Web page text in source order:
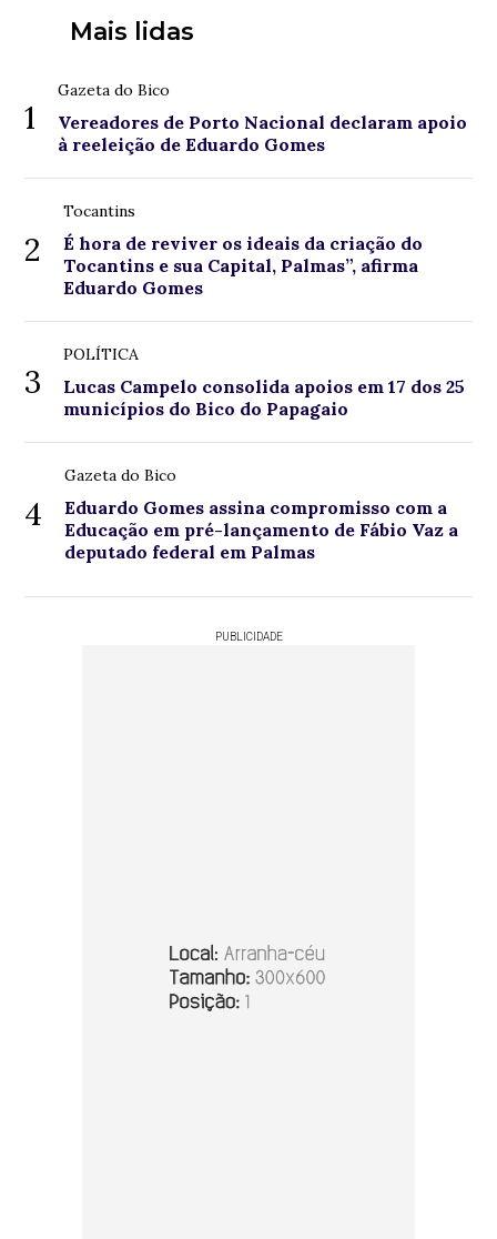
Mais lidas
1
Gazeta do Bico
Vereadores de Porto Nacional declaram apoio
à reeleição de Eduardo Gomes
2
Tocantins
É hora de reviver os ideais da criação do
Tocantins e sua Capital, Palmas”, afirma
Eduardo Gomes
3
POLÍTICA
Lucas Campelo consolida apoios em 17 dos 25
municípios do Bico do Papagaio
4
Gazeta do Bico
Eduardo Gomes assina compromisso com a
Educação em pré-lançamento de Fábio Vaz a
deputado federal em Palmas
PUBLICIDADE